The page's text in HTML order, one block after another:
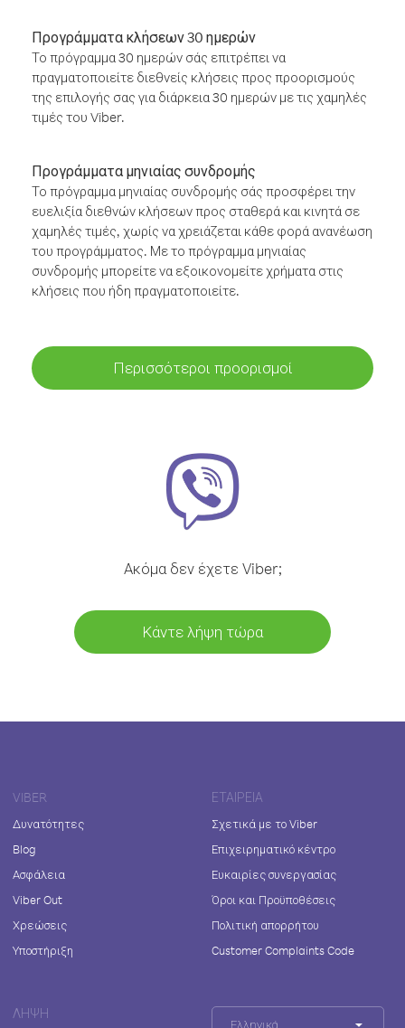
Προγράμματα κλήσεων 30 ημερών
Το πρόγραμμα 30 ημερών σάς επιτρέπει να
πραγματοποιείτε διεθνείς κλήσεις προς προορισμούς
της επιλογής σας για διάρκεια 30 ημερών με τις χαμηλές
τιμές του Viber.
Προγράμματα μηνιαίας συνδρομής
Το πρόγραμμα μηνιαίας συνδρομής σάς προσφέρει την
ευελιξία διεθνών κλήσεων προς σταθερά και κινητά σε
χαμηλές τιμές, χωρίς να χρειάζεται κάθε φορά ανανέωση
του προγράμματος. Με το πρόγραμμα μηνιαίας
συνδρομής μπορείτε να εξοικονομείτε χρήματα στις
κλήσεις που ήδη πραγματοποιείτε.
Περισσότεροι προορισμοί
Ακόμα δεν έχετε Viber;
Κάντε λήψη τώρα
VIBER
Δυνατότητες
Blog
Ασφάλεια
Viber Out
Χρεώσεις
Υποστήριξη
ΕΤΑΙΡΕΊΑ
Σχετικά με το Viber
Επιχειρηματικό κέντρο
Ευκαιρίες συνεργασίας
Όροι και Προϋποθέσεις
Πολιτική απορρήτου
Customer Complaints Code
ΛΉΨΗ
Ελληνικά